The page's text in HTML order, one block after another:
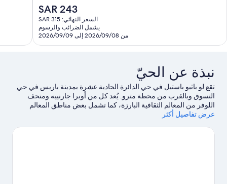
السعر
الحالي
هو
SAR
243
SAR 243
السعر النهائي: SAR 315
يشمل الضرائب والرسوم
من 2026/09/08 إلى 2026/09/09
نبذة عن الحيّ
تقع لو باثيو باستيل في حي الدائرة الحادية عشرة بمدينة باريس في حي
التسوق وبالقرب من محطة مترو. يُعد كل من أوبرا جارنييه ومتحف
اللوفر من المعالم الثقافية البارزة، كما تشمل بعض مناطق المعالم
البارزة في المنطقة نوتردام والشانزلزيه.لا تفوت زيارة كل من حدائق
عرض تفاصيل أكثر